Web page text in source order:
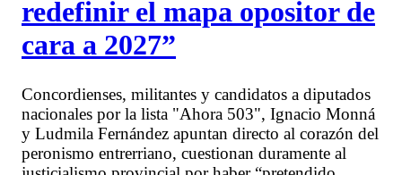
redefinir el mapa opositor de
cara a 2027”
Concordienses, militantes y candidatos a diputados
nacionales por la lista "Ahora 503", Ignacio Monná
y Ludmila Fernández apuntan directo al corazón del
peronismo entrerriano, cuestionan duramente al